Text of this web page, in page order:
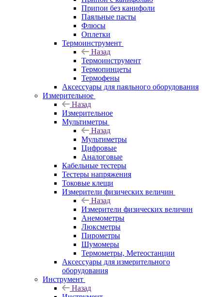
Припои без канифоли
Паяльные пасты
Флюсы
Оплетки
Термоинструмент
Назад
Термоинструмент
Термопинцеты
Термофены
Аксессуары для паяльного оборудования
Измерительное
Назад
Измерительное
Мультиметры
Назад
Мультиметры
Цифровые
Аналоговые
Кабельные тестеры
Тестеры напряжения
Токовые клещи
Измерители физических величин
Назад
Измерители физических величин
Анемометры
Люксметры
Пирометры
Шумомеры
Термометры, Метеостанции
Аксессуары для измерительного
оборудования
Инструмент
Назад